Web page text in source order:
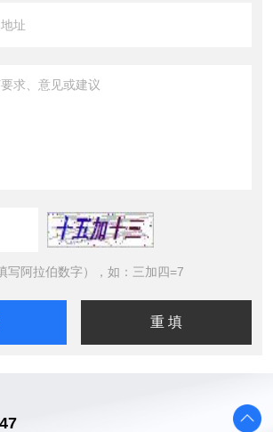
写阿拉伯数字），如：三加四=7